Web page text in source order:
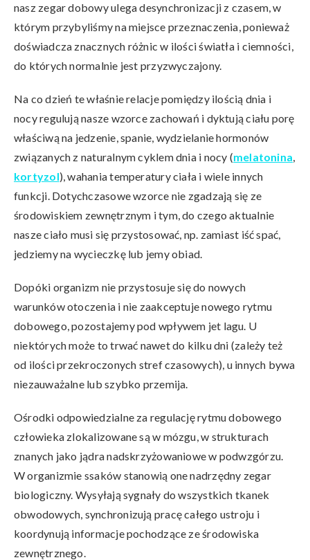
nasz zegar dobowy ulega desynchronizacji z czasem, w
którym przybyliśmy na miejsce przeznaczenia, ponieważ
doświadcza znacznych różnic w ilości światła i ciemności,
do których normalnie jest przyzwyczajony.
Na co dzień te właśnie relacje pomiędzy ilością dnia i
nocy regulują nasze wzorce zachowań i dyktują ciału porę
właściwą na jedzenie, spanie, wydzielanie hormonów
związanych z naturalnym cyklem dnia i nocy (melatonina,
kortyzol), wahania temperatury ciała i wiele innych
funkcji. Dotychczasowe wzorce nie zgadzają się ze
środowiskiem zewnętrznym i tym, do czego aktualnie
nasze ciało musi się przystosować, np. zamiast iść spać,
jedziemy na wycieczkę lub jemy obiad.
Dopóki organizm nie przystosuje się do nowych
warunków otoczenia i nie zaakceptuje nowego rytmu
dobowego, pozostajemy pod wpływem jet lagu. U
niektórych może to trwać nawet do kilku dni (zależy też
od ilości przekroczonych stref czasowych), u innych bywa
niezauważalne lub szybko przemija.
Ośrodki odpowiedzialne za regulację rytmu dobowego
człowieka zlokalizowane są w mózgu, w strukturach
znanych jako jądra nadskrzyżowaniowe w podwzgórzu.
W organizmie ssaków stanowią one nadrzędny zegar
biologiczny. Wysyłają sygnały do wszystkich tkanek
obwodowych, synchronizują pracę całego ustroju i
koordynują informacje pochodzące ze środowiska
zewnętrznego.